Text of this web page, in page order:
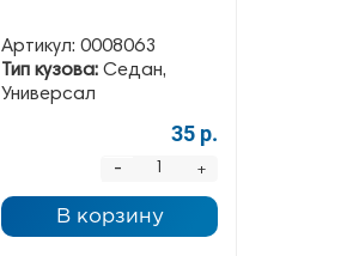
Артикул: 0008063
Тип кузова: Седан,
Универсал
35 р.
+
-
В корзину